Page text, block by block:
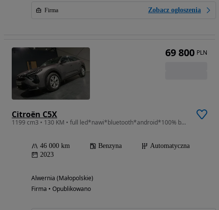
Firma Zobacz ogłoszenia
Citroën C5X
1199 cm3 • 130 KM • full led*nawi*bluetooth*android*100% bezwypadkowy*automat*jak nowy
46 000 km Benzyna
Automatyczna
2023
Alwernia (Małopolskie)
Firma • Opublikowano
69 800 PLN